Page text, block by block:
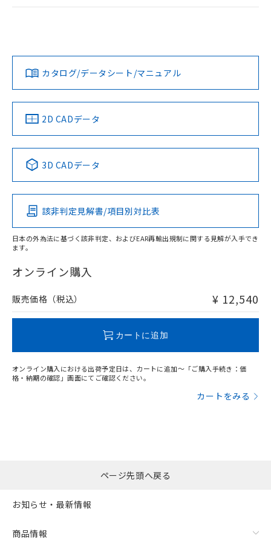
タイムチャート
上、n: 45mm以上
検出領域
ログイン/会員登録
ダウンロードデータをご利用いただく前に、以下を必ずお読
みください。
ソフトウェアの使用条件
EU RoHS 注意事項・凡例
対応済み
中国 RoHS 注意事項・凡例
Pb Hg Cd Cr(VI)
O
在庫等で未対応品が混在する可能性があります。
問い合わせください。
LR型式承認
（イギリス
船舶規格）
DNV型式承認
（ノルウェー
BV型式承認
（フランス
KR型式
（韓国
No No No No
この製品の規格認証/適合状況ページへ
その他の認証はこちらのページからご検索ください
カタログ/データシート/マニュアル
2D CADデータ
3D CADデータ
該非判定見解書/項目別対比表
日本の外為法に基づく該非判定、およびEAR再輸出規制に関する見解が入手でき
ます。
オンライン購入
販売価格（税込） ¥ 12,540
カートに追加
オンライン購入における出荷予定日は、カートに追加～「ご購入手続き：価
格・納期の確認」画面にてご確認ください。
カートをみる
ページ先頭へ戻る
お知らせ・最新情報
商品情報